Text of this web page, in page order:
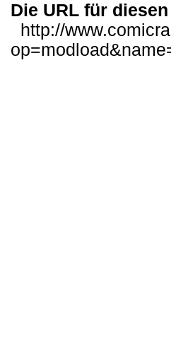
Die URL für
http://